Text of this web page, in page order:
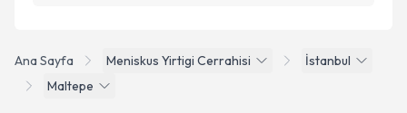
Ana Sayfa Meniskus Yirtigi Cerrahisi
İstanbul
Maltepe